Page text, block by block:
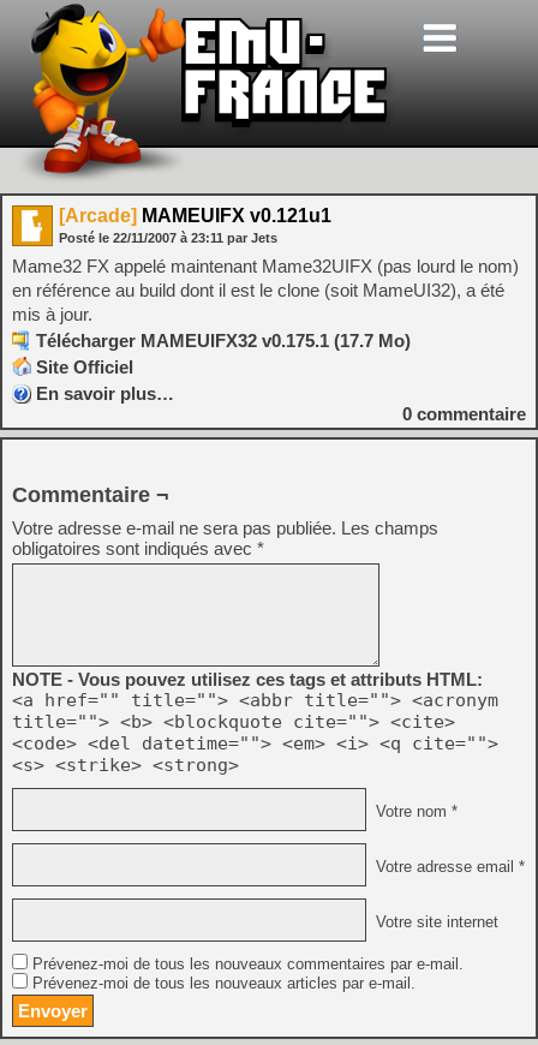
[Arcade] MAMEUIFX v0.121u1
Posté le 22/11/2007 à 23:11 par Jets
Mame32 FX appelé maintenant Mame32UIFX (pas lourd le nom)
en référence au build dont il est le clone (soit MameUI32), a été
mis à jour.
Télécharger MAMEUIFX32 v0.175.1 (17.7 Mo)
Site Officiel
En savoir plus…
0 commentaire
Commentaire ¬
Votre adresse e-mail ne sera pas publiée. Les champs
obligatoires sont indiqués avec *
NOTE - Vous pouvez utilisez ces tags et attributs HTML:
<a href="" title=""> <abbr title=""> <acronym
title=""> <b> <blockquote cite=""> <cite>
<code> <del datetime=""> <em> <i> <q cite="">
<s> <strike> <strong>
Votre nom *
Votre adresse email *
Votre site internet
Prévenez-moi de tous les nouveaux commentaires par e-mail.
Prévenez-moi de tous les nouveaux articles par e-mail.